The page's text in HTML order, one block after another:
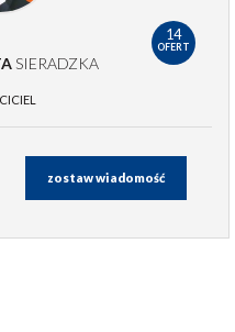
14
OFERT
SIERADZKA
zostaw wiadomość